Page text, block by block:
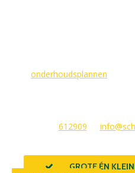
onderhoudsplannen
612909
GROTE ÉN